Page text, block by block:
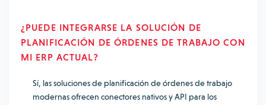
¿ PUEDE INTEGRARSE LA SOLUCIÓN DE
PLANIFICACIÓN DE ÓRDENES DE TRABAJO CON
MI ERP ACTUAL?
Sí, las soluciones de planificación de órdenes de trabajo
modernas ofrecen conectores nativos y API para los